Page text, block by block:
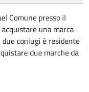
Comune presso il
una marca
coniugi è residente
due marche da